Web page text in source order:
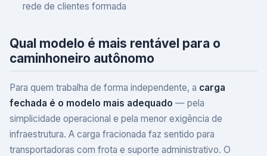
rede de clientes formada
Qual modelo é mais rentável para o
caminhoneiro autônomo
Para quem trabalha de forma independente, a carga
fechada é o modelo mais adequado — pela
simplicidade operacional e pela menor exigência de
infraestrutura. A carga fracionada faz sentido para
transportadoras com frota e suporte administrativo. O